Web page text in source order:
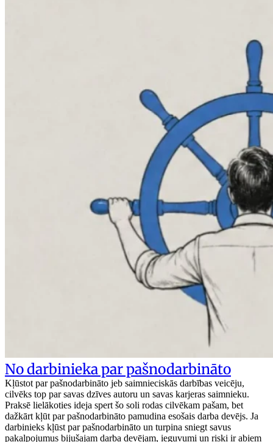
No darbinieka par pašnodarbināto
Kļūstot par pašnodarbināto jeb saimnieciskās darbības veicēju,
cilvēks top par savas dzīves autoru un savas karjeras saimnieku.
Praksē lielākoties ideja spert šo soli rodas cilvēkam pašam, bet
dažkārt kļūt par pašnodarbināto pamudina esošais darba devējs. Ja
darbinieks kļūst par pašnodarbināto un turpina sniegt savus
pakalpojumus bijušajam darba devējam, ieguvumi un riski ir abiem